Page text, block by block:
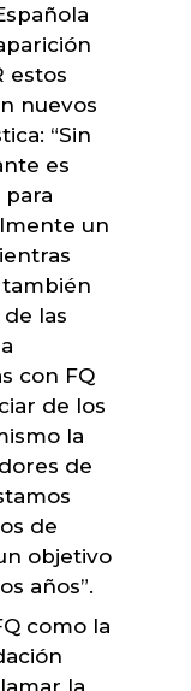
estos
nuevos
“Sin
es
un
las
con FQ
de los
la
de
de
objetivo
años”.
como la
la